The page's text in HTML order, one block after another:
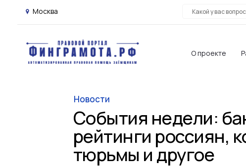
Москва
О проекте
Новости
События недели:
рейтинги россиян,
тюрьмы и другое